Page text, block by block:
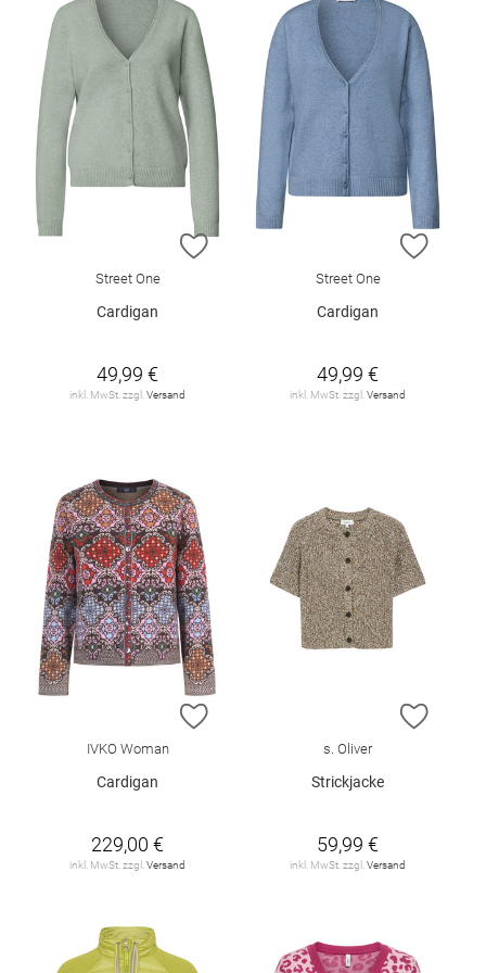
ZUR WUNSCHLISTE HINZUFÜGEN
Street One
Cardigan
49,99 €
inkl. MwSt. zzgl.Versand
ZUR
Street One
Cardigan
49,99 €
inkl. MwSt. zzgl.Versand
ZUR WUNSCHLISTE HINZUFÜGEN
IVKO Woman
Cardigan
229,00 €
inkl. MwSt. zzgl. Versand
ZUR
s. Oliver
Strickjacke
59,99 €
inkl. MwSt. zzgl. Versand